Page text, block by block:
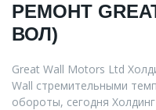
РЕМОНТ
ВОЛ)
Great Wall Motors Ltd
Wall стремительными
обороты, сегодня